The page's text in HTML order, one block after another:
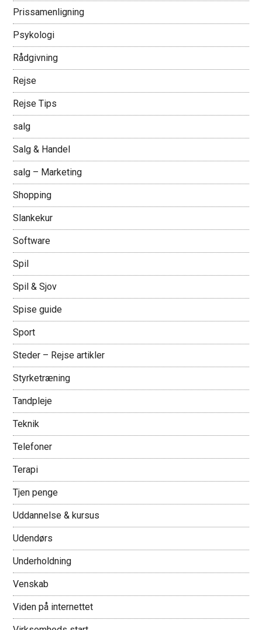
Prissamenligning
Psykologi
Rådgivning
Rejse
Rejse Tips
salg
Salg & Handel
salg – Marketing
Shopping
Slankekur
Software
Spil
Spil & Sjov
Spise guide
Sport
Steder – Rejse artikler
Styrketræning
Tandpleje
Teknik
Telefoner
Terapi
Tjen penge
Uddannelse & kursus
Udendørs
Underholdning
Venskab
Viden på internettet